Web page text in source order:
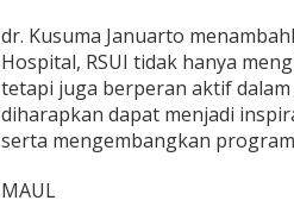
dr. Kusuma Januarto
Hospital, RSUI tidak hanya
tetapi juga berperan aktif
diharapkan dapat menjadi
serta mengembangkan
MAUL